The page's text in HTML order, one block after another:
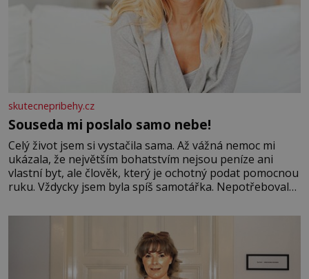
skutecnepribehy.cz
Souseda mi poslalo samo nebe!
Celý život jsem si vystačila sama. Až vážná nemoc mi
ukázala, že největším bohatstvím nejsou peníze ani
vlastní byt, ale člověk, který je ochotný podat pomocnou
ruku. Vždycky jsem byla spíš samotářka. Nepotřebovala
mi knihy, práce a hlavně klid. Hned po studiích jsem